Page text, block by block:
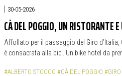
| 30-05-2026
CÀ DEL POGGIO, UN RISTORANTE
Affollato per il passaggio del Giro
è consacrata alla bici. Un bike hotel da
#ALBERTO STOCCO #CÀ DEL POGGIO